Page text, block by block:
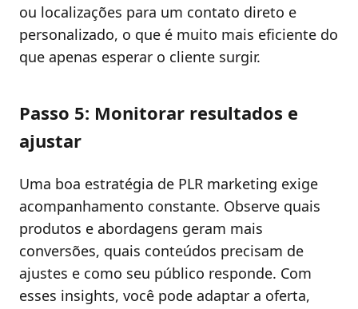
ou localizações para um contato direto e
personalizado, o que é muito mais eficiente do
que apenas esperar o cliente surgir.
Passo 5: Monitorar resultados e
ajustar
Uma boa estratégia de PLR marketing exige
acompanhamento constante. Observe quais
produtos e abordagens geram mais
conversões, quais conteúdos precisam de
ajustes e como seu público responde. Com
esses insights, você pode adaptar a oferta,